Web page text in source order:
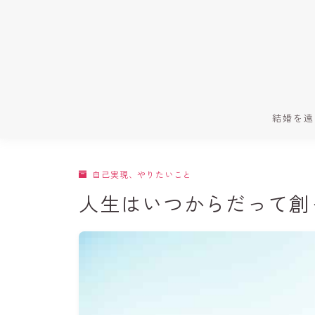
結婚を
自己実現、やりたいこと
人生はいつからだって